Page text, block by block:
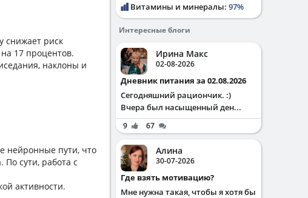
снижает риск
17 процентов.
наклоны и
нейронные пути, что
сути, работа с
активности.
Витамины и минералы: 97%
Интересные блоги
Ирина Макс
02-08-2026
Дневник питания за 02.08.2026
Сегодняшний рациончик. :)
Вчера был насыщенный ден...
9 67
Алина
30-07-2026
Где взять мотивацию?
Мне нужна такая, чтобы я хотя бы